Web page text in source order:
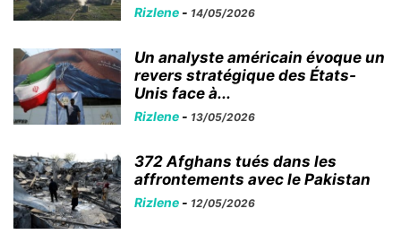
Rizlene - 14/05/2026
Un analyste américain évoque un
revers stratégique des États-
Unis face à...
Rizlene - 13/05/2026
372 Afghans tués dans les
affrontements avec le Pakistan
Rizlene - 12/05/2026